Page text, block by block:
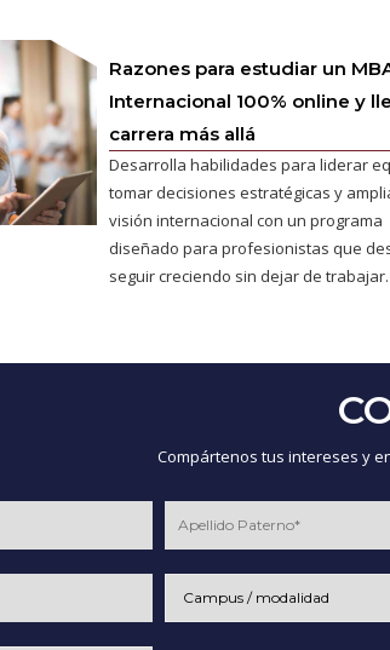
Razones para estudiar un
Internacional 100% online y
carrera más allá
Desarrolla habilidades para liderar
tomar decisiones estratégicas y
visión internacional con un programa
diseñado para profesionistas que
seguir creciendo sin dejar de trabajar.
Compártenos tus intereses y